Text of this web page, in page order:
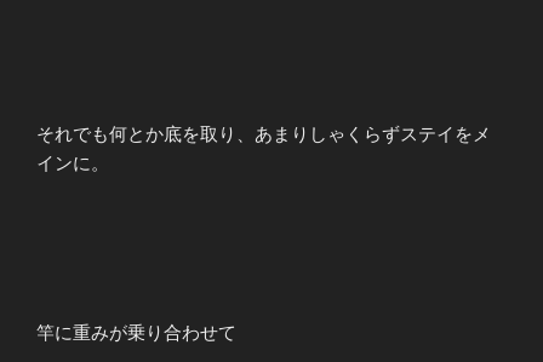
それでも何とか底を取り、あまりしゃくらずステイをメ
インに。
竿に重みが乗り合わせて